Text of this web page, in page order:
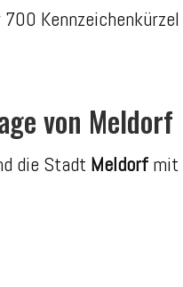
700
von Meldorf
die Stadt Meldorf mit